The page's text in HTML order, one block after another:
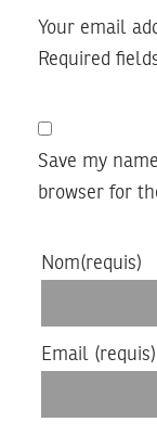
Your email
Required
Save my
browser for
Nom(requis)
Email (requis)